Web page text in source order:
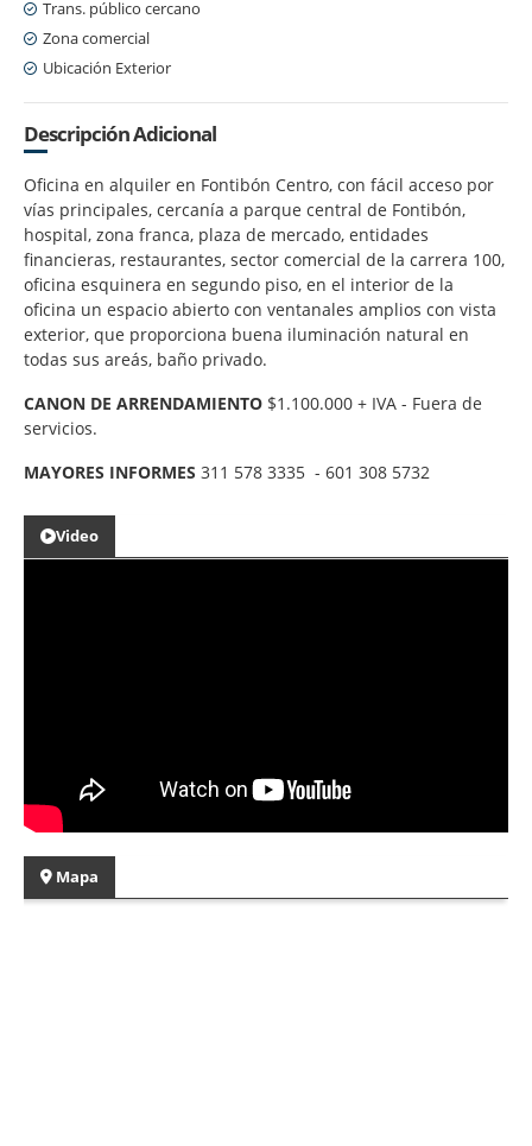
Trans. público cercano
Zona comercial
Ubicación Exterior
Descripción Adicional
Oficina en alquiler en Fontibón Centro, con fácil acceso por
vías principales, cercanía a parque central de Fontibón,
hospital, zona franca, plaza de mercado, entidades
financieras, restaurantes, sector comercial de la carrera 100,
oficina esquinera en segundo piso, en el interior de la
oficina un espacio abierto con ventanales amplios con vista
exterior, que proporciona buena iluminación natural en
todas sus areás, baño privado.
CANON DE ARRENDAMIENTO $1.100.000 + IVA - Fuera de
servicios.
MAYORES INFORMES 311 578 3335 - 601 308 5732
Video
Mapa